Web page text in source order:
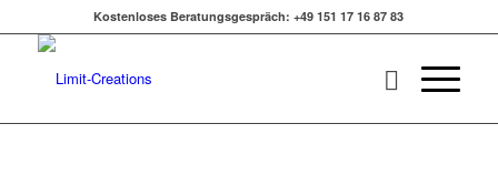
Kostenloses Beratungsgespräch: +49 151 17 16 87 83